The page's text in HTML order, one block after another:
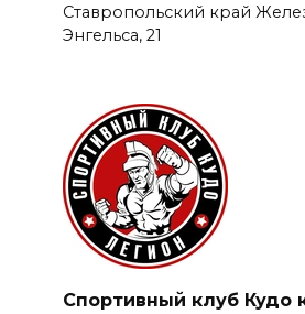
Ставропольский край
Энгельса, 21
Спортивный клуб Кудо